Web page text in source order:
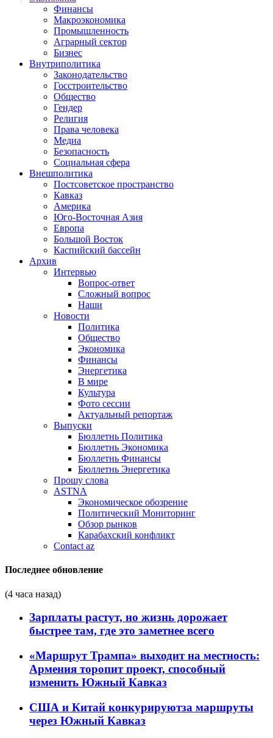
Финансы
Макроэкономика
Промышленность
Аграрный сектор
Бизнес
Внутриполитика
Законодательство
Госстроительство
Общество
Гендер
Религия
Права человека
Медиа
Безопасность
Социальная сфера
Внешполитика
Постсоветское пространство
Кавказ
Америка
Юго-Восточная Азия
Европа
Большой Восток
Каспийский бассейн
Архив
Интервью
Вопрос-ответ
Сложный вопрос
Наши
Новости
Политика
Общество
Экономика
Финансы
Энергетика
В мире
Культура
Фото сессии
Актуальный репортаж
Выпуски
Бюллетнь Политика
Бюллетнь Экономика
Бюллетнь Финансы
Бюллетнь Энергетика
Прошу слова
ASTNA
Экономическое обозрение
Политический Мониторинг
Обзор рынков
Карабахский конфликт
Contact az
Последнее обновление
(4 часа назад)
Зарплаты растут, но жизнь дорожает
быстрее там, где это заметнее всего
«Маршрут Трампа» выходит на местность:
Армения торопит проект, способный
изменить Южный Кавказ
США и Китай конкурируютза маршруты
через Южный Кавказ